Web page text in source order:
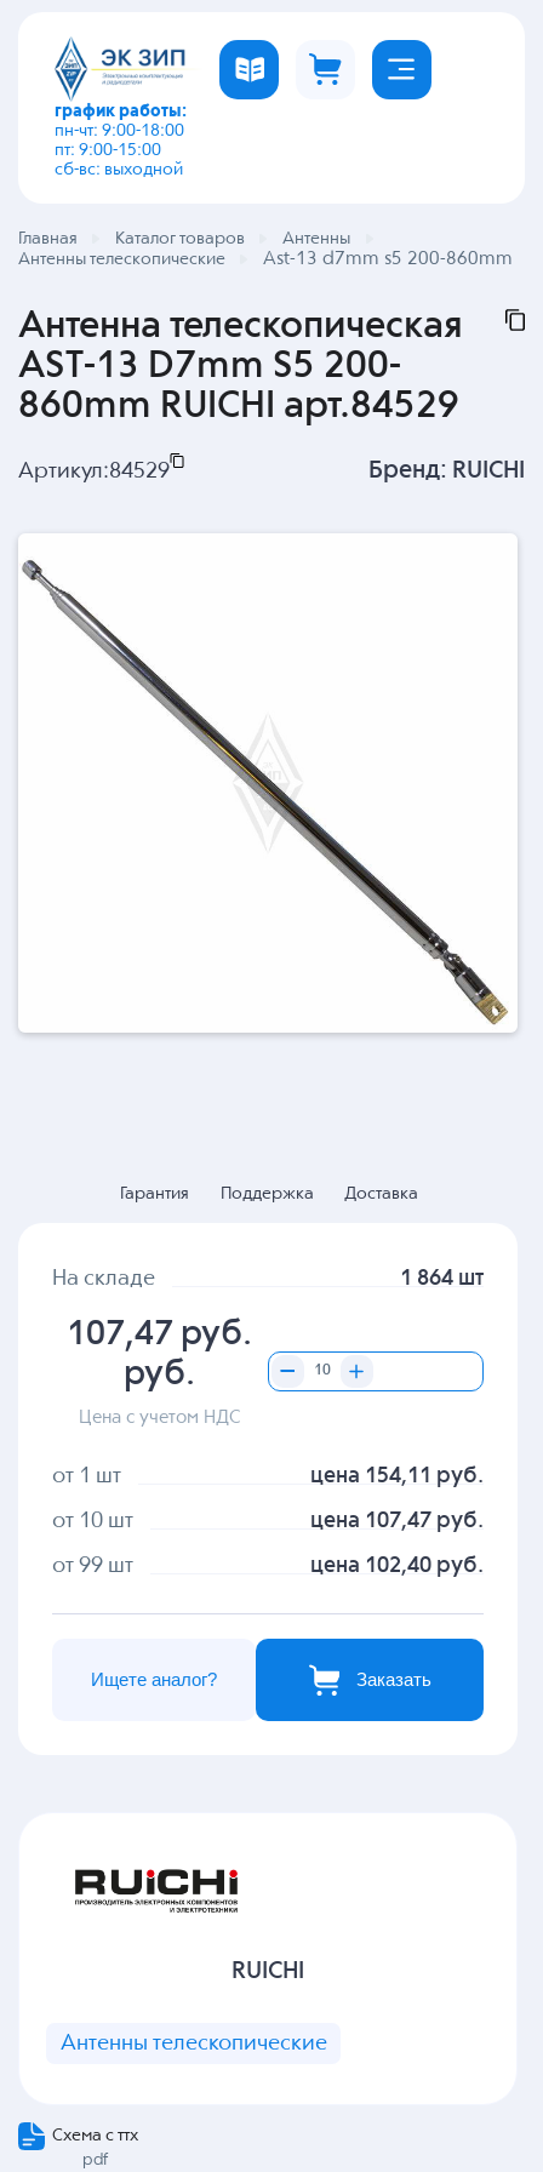
график работы:
пн-чт: 9:00-18:00
пт: 9:00-15:00
сб-вс: выходной
Главная Каталог товаров
Антенны
Антенны телескопические
Ast-13 d7mm s5 200-860mm
Антенна телескопическая
AST-13 D7mm S5 200-
860mm RUICHI арт.84529
Артикул:84529 Бренд: RUICHI
Гарантия Поддержка Доставка
На складе 1 864 шт
107,47 руб.
руб.
Цена с учетом НДС
от 1 шт цена 154,11 руб.
от 10 шт цена 107,47 руб.
от 99 шт цена 102,40 руб.
Заказать
Ищете аналог?
RUICHI
Антенны телескопические
Схема с ттх
pdf